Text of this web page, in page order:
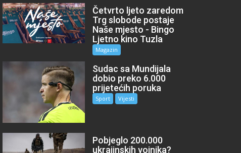
Četvrto ljeto zaredom
Trg slobode postaje
Naše mjesto - Bingo
Ljetno kino Tuzla
Magazin
Sudac sa Mundijala
dobio preko 6.000
prijetećih poruka
Sport Vijesti
Pobjeglo 200.000
ukrajinskih vojnika?